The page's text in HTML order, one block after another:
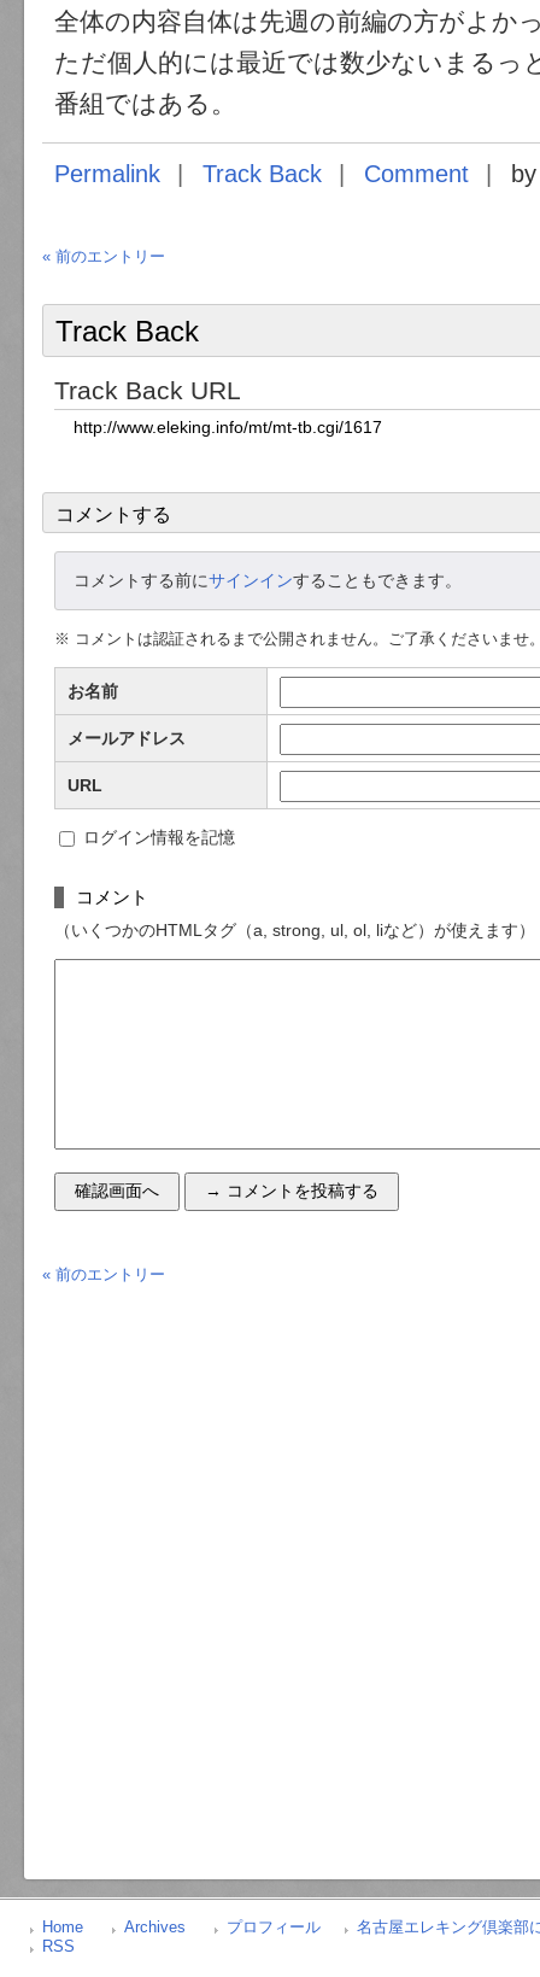
全体の内容自体は先週の前編の方がよか
ただ個人的には最近では数少ないまるっ
番組ではある。
Permalink Track Back Comment
« 前のエントリー
Track Back
Track Back URL
コメントする
コメントする前にサインインすることもできます。
※ コメントは認証されるまで公開されません。ご了承くださいませ
お名前
メールアドレス
URL
ログイン情報を記憶
コメント
（いくつかのHTMLタグ（a, strong, ul, ol, liなど）が使えます）
« 前のエントリー
Home Archives プロフィール
名古屋エレキング倶楽部
RSS